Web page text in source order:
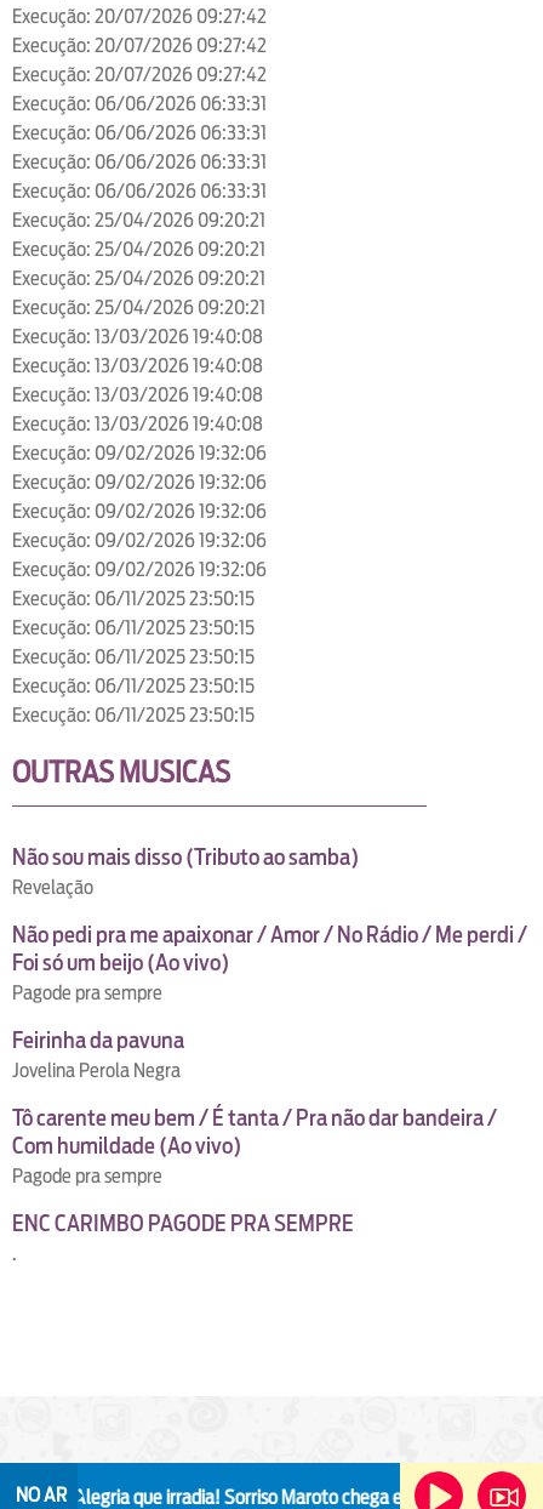
Execução: 20/07/2026 09:27:42
Execução: 20/07/2026 09:27:42
Execução: 20/07/2026 09:27:42
Execução: 06/06/2026 06:33:31
Execução: 06/06/2026 06:33:31
Execução: 06/06/2026 06:33:31
Execução: 06/06/2026 06:33:31
Execução: 25/04/2026 09:20:21
Execução: 25/04/2026 09:20:21
Execução: 25/04/2026 09:20:21
Execução: 25/04/2026 09:20:21
Execução: 13/03/2026 19:40:08
Execução: 13/03/2026 19:40:08
Execução: 13/03/2026 19:40:08
Execução: 13/03/2026 19:40:08
Execução: 09/02/2026 19:32:06
Execução: 09/02/2026 19:32:06
Execução: 09/02/2026 19:32:06
Execução: 09/02/2026 19:32:06
Execução: 09/02/2026 19:32:06
Execução: 06/11/2025 23:50:15
Execução: 06/11/2025 23:50:15
Execução: 06/11/2025 23:50:15
Execução: 06/11/2025 23:50:15
Execução: 06/11/2025 23:50:15
OUTRAS MUSICAS
Não sou mais disso (Tributo ao samba)
Revelação
Não pedi pra me apaixonar / Amor / No Rádio / Me perdi /
Foi só um beijo (Ao vivo)
Pagode pra sempre
Feirinha da pavuna
Jovelina Perola Negra
Tô carente meu bem / É tanta / Pra não dar bandeira /
Com humildade (Ao vivo)
Pagode pra sempre
ENC CARIMBO PAGODE PRA SEMPRE
.
NO AR
DiaAlegria que irradia!Sorriso Maroto chega em Niterói com a